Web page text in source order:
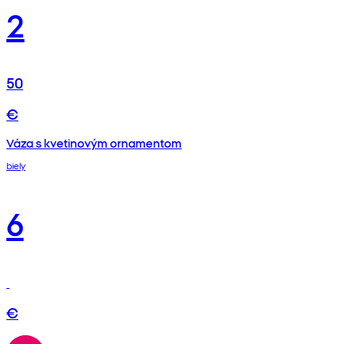
2
50
€
Váza s kvetinovým ornamentom
biely
6
€